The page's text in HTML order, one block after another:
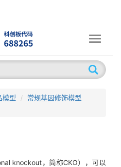
Toggle
模型
常规基因修饰模型
knockout，简称CKO），可以